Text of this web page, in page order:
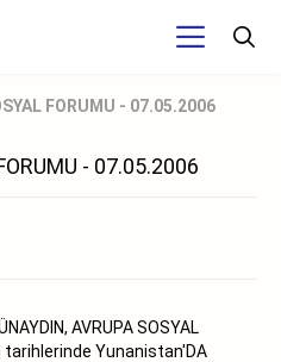
FORUMU - 07.05.2006
- 07.05.2006
AVRUPA SOSYAL
tarihlerinde Yunanistan'DA